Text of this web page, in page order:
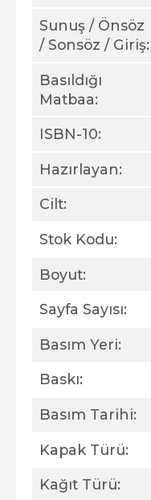
Sunuş / Önsöz
/ Sonsöz / Giriş:
Basıldığı
Matbaa:
ISBN-10:
Hazırlayan:
Cilt:
Stok Kodu:
Boyut:
Sayfa Sayısı:
Basım Yeri:
Baskı:
Basım Tarihi:
Kapak Türü:
Kağıt Türü: